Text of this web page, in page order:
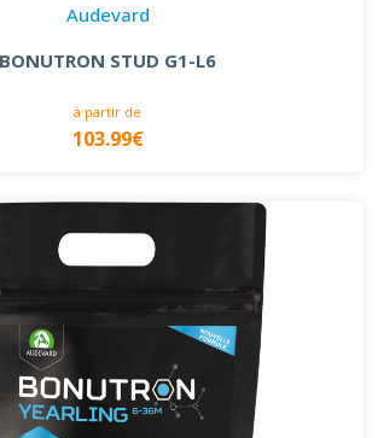
Audevard
BONUTRON STUD G1-L6
à partir de
103.99€